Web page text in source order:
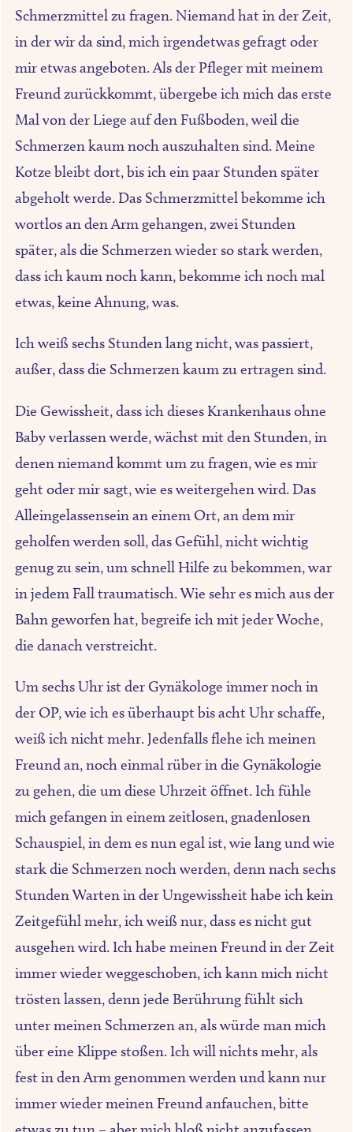
Schmerzmittel zu fragen. Niemand hat in der Zeit,
in der wir da sind, mich irgendetwas gefragt oder
mir etwas angeboten. Als der Pfleger mit meinem
Freund zurückkommt, übergebe ich mich das erste
Mal von der Liege auf den Fußboden, weil die
Schmerzen kaum noch auszuhalten sind. Meine
Kotze bleibt dort, bis ich ein paar Stunden später
abgeholt werde. Das Schmerzmittel bekomme ich
wortlos an den Arm gehangen, zwei Stunden
später, als die Schmerzen wieder so stark werden,
dass ich kaum noch kann, bekomme ich noch mal
etwas, keine Ahnung, was.
Ich weiß sechs Stunden lang nicht, was passiert,
außer, dass die Schmerzen kaum zu ertragen sind.
Die Gewissheit, dass ich dieses Krankenhaus ohne
Baby verlassen werde, wächst mit den Stunden, in
denen niemand kommt um zu fragen, wie es mir
geht oder mir sagt, wie es weitergehen wird. Das
Alleingelassensein an einem Ort, an dem mir
geholfen werden soll, das Gefühl, nicht wichtig
genug zu sein, um schnell Hilfe zu bekommen, war
in jedem Fall traumatisch. Wie sehr es mich aus der
Bahn geworfen hat, begreife ich mit jeder Woche,
die danach verstreicht.
Um sechs Uhr ist der Gynäkologe immer noch in
der OP, wie ich es überhaupt bis acht Uhr schaffe,
weiß ich nicht mehr. Jedenfalls flehe ich meinen
Freund an, noch einmal rüber in die Gynäkologie
zu gehen, die um diese Uhrzeit öffnet. Ich fühle
mich gefangen in einem zeitlosen, gnadenlosen
Schauspiel, in dem es nun egal ist, wie lang und wie
stark die Schmerzen noch werden, denn nach sechs
Stunden Warten in der Ungewissheit habe ich kein
Zeitgefühl mehr, ich weiß nur, dass es nicht gut
ausgehen wird. Ich habe meinen Freund in der Zeit
immer wieder weggeschoben, ich kann mich nicht
trösten lassen, denn jede Berührung fühlt sich
unter meinen Schmerzen an, als würde man mich
über eine Klippe stoßen. Ich will nichts mehr, als
fest in den Arm genommen werden und kann nur
immer wieder meinen Freund anfauchen, bitte